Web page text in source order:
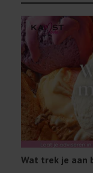
Wat trek je aan